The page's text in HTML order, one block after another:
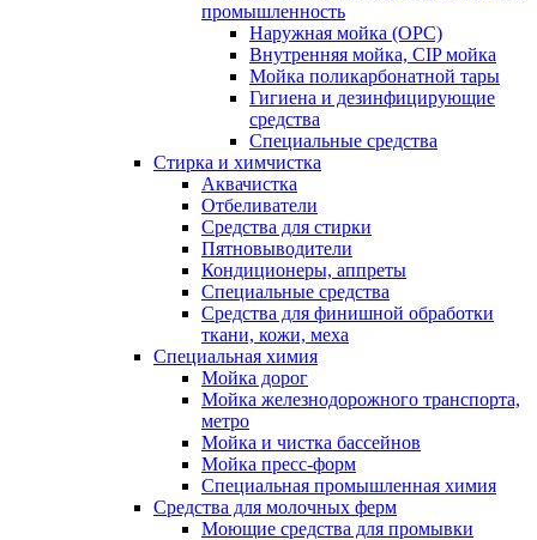
промышленность
Наружная мойка (ОРС)
Внутренняя мойка, CIP мойка
Мойка поликарбонатной тары
Гигиена и дезинфицирующие
средства
Специальные средства
Стирка и химчистка
Аквачистка
Отбеливатели
Средства для стирки
Пятновыводители
Кондиционеры, аппреты
Специальные средства
Средства для финишной обработки
ткани, кожи, меха
Специальная химия
Мойка дорог
Мойка железнодорожного транспорта,
метро
Мойка и чистка бассейнов
Мойка пресс-форм
Специальная промышленная химия
Средства для молочных ферм
Моющие средства для промывки